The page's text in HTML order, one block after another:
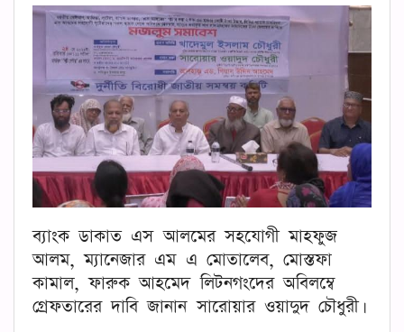
ব‍্যাংক ডাকাত এস আলমের সহযোগী মাহফুজ
আলম, ম‍্যানেজার এম এ মোতালেব, মোস্তফা
কামাল, ফারুক আহমেদ লিটনগংদের অবিলম্বে
গ্রেফতারের দাবি জানান সারোয়ার ওয়াদুদ চৌধুরী।